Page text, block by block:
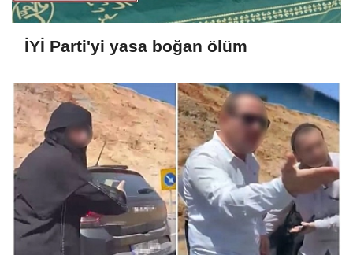
İYİ Parti'yi yasa boğan ölüm